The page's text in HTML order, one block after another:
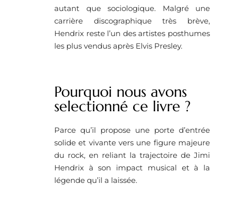
autant que sociologique. Malgré une
carrière discographique très brève,
Hendrix reste l’un des artistes posthumes
les plus vendus après Elvis Presley.
Pourquoi nous avons
selectionné ce livre ?
Parce qu’il propose une porte d’entrée
solide et vivante vers une figure majeure
du rock, en reliant la trajectoire de Jimi
Hendrix à son impact musical et à la
légende qu’il a laissée.